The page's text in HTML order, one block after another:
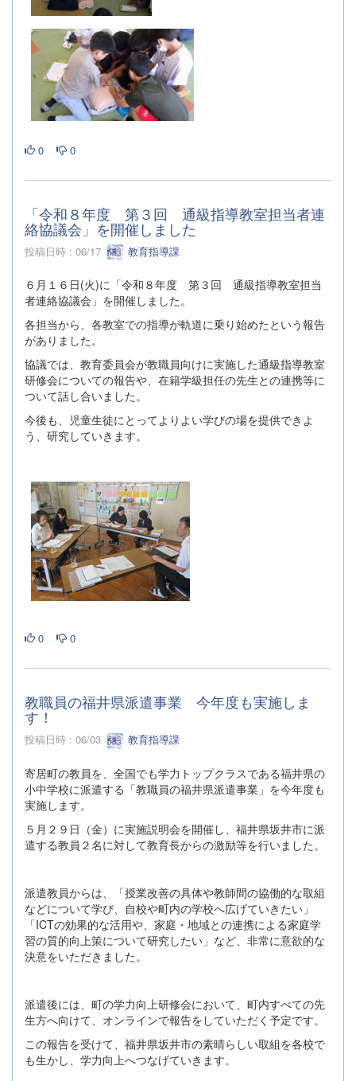
0 0
「令和８年度 第３回 通級指導教室担当者連
絡協議会」を開催しました
投稿日時 : 06/17 教育指導課
６月１６日(火)に「令和８年度 第３回 通級指導教室担当
者連絡協議会」を開催しました。
各担当から、各教室での指導が軌道に乗り始めたという報告
がありました。
協議では、教育委員会が教職員向けに実施した通級指導教室
研修会についての報告や、在籍学級担任の先生との連携等に
ついて話し合いました。
今後も、児童生徒にとってよりよい学びの場を提供できよ
う、研究していきます。
0 0
教職員の福井県派遣事業 今年度も実施しま
す！
投稿日時 : 06/03 教育指導課
寄居町の教員を、全国でも学力トップクラスである福井県の
小中学校に派遣する「教職員の福井県派遣事業」を今年度も
実施します。
５月２９日（金）に実施説明会を開催し、福井県坂井市に派
遣する教員２名に対して教育長からの激励等を行いました。
派遣教員からは、「授業改善の具体や教師間の協働的な取組
などについて学び、自校や町内の学校へ広げていきたい」
「ICTの効果的な活用や、家庭・地域との連携による家庭学
習の質的向上策について研究したい」など、非常に意欲的な
決意をいただきました。
派遣後には、町の学力向上研修会において、町内すべての先
生方へ向けて、オンラインで報告をしていただく予定です。
この報告を受けて、福井県坂井市の素晴らしい取組を各校で
も生かし、学力向上へつなげていきます。